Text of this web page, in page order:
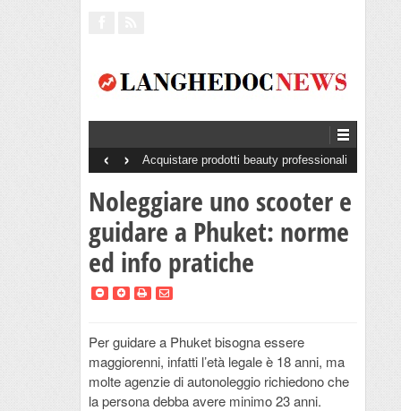
Acquistare prodotti beauty professionali
senza minimo d’ordine: perché è un
‹ ›
Noleggiare uno scooter e
guidare a Phuket: norme
ed info pratiche
Per guidare a Phuket bisogna essere
maggiorenni, infatti l’età legale è 18 anni, ma
molte agenzie di autonoleggio richiedono che
la persona debba avere minimo 23 anni.